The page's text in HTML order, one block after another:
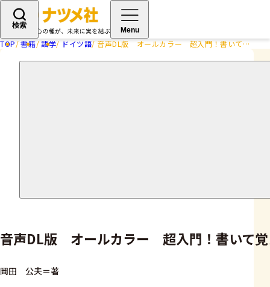
検索
Menu
TOP 書籍 語学 ドイツ語 音声DL版 オールカラー 超入門！書いて覚えるドイツ語ドリル
音声DL版 オールカラー 超入門！書いて覚
岡田 公夫＝著